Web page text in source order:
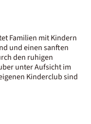
Familien mit Kindern
und einen sanften
den ruhigen
unter Aufsicht im
Kinderclub sind